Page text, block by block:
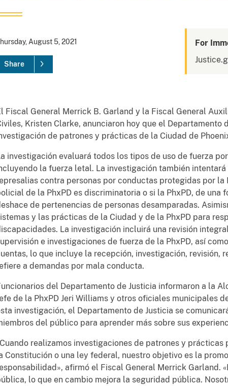
August 5, 2021
Share
For
Fiscal General Merrick B. Garland y la Fiscal General
Kristen Clarke, anunciaron hoy que el Departamento
de patrones y prácticas de la Ciudad de
investigación evaluará todos los tipos de uso de fuerza
la fuerza letal. La investigación también
contra personas por conductas protegidas por la
de la PhxPD es discriminatoria o si la PhxPD, de una
de pertenencias de personas desamparadas.
y las prácticas de la Ciudad y de la PhxPD para
La investigación incluirá una revisión
e investigaciones de fuerza de la PhxPD, así
lo que incluye la recepción, investigación, revisión,
a demandas por mala conducta.
del Departamento de Justicia informaron a la
de la PhxPD Jeri Williams y otros oficiales municipales
investigación, el Departamento de Justicia se
del público para aprender más sobre sus
realizamos investigaciones de patrones y
Constitución o una ley federal, nuestro objetivo es la
afirmó el Fiscal General Merrick Garland.
lo que en cambio mejora la seguridad pública.